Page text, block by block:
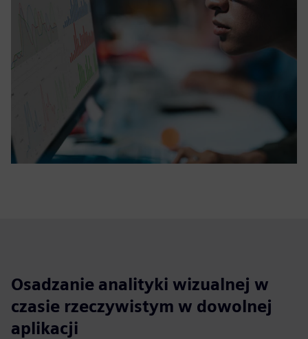
Osadzanie analityki wizualnej w
czasie rzeczywistym w dowolnej
aplikacji